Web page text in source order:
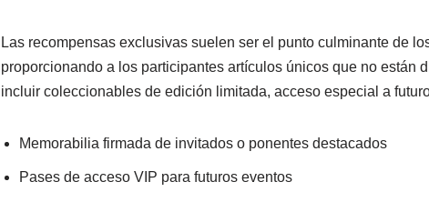
Las recompensas exclusivas suelen ser el punto culminante de
proporcionando a los participantes artículos únicos que no están
incluir coleccionables de edición limitada, acceso especial a
Memorabilia firmada de invitados o ponentes destacados
Pases de acceso VIP para futuros eventos